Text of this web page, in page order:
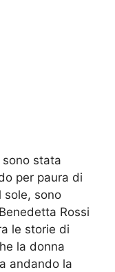
stata
per paura di
sole, sono
Rossi
le storie di
la donna
andando la